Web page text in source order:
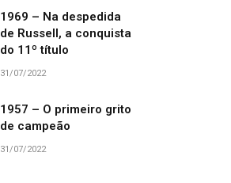
1969 – Na despedida
de Russell, a conquista
do 11º título
31/07/2022
1957 – O primeiro grito
de campeão
31/07/2022